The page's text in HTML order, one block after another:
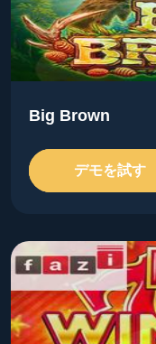
Big Brown
デモを試す